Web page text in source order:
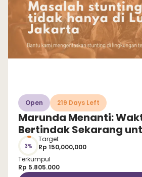
Open 219 Days Left
Marunda Menanti:
Bertindak Sekarang
Selamatkan Anak dari
3%
Target
Rp 150,000,000
Terkumpul
Rp 5.805.000